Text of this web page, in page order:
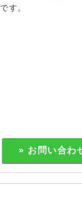
です。
» お問い合わ